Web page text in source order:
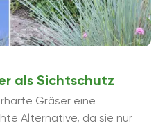
als Sichtschutz
Gräser eine
Alternative, da sie nur